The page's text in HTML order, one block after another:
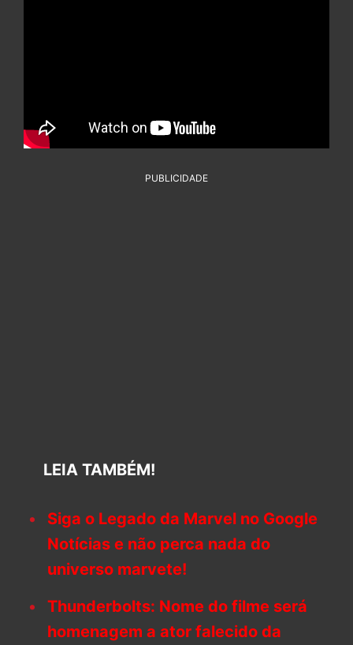
PUBLICIDADE
LEIA TAMBÉM!
Siga o Legado da Marvel no Google
Notícias e não perca nada do
universo marvete!
Thunderbolts: Nome do filme será
homenagem a ator falecido da